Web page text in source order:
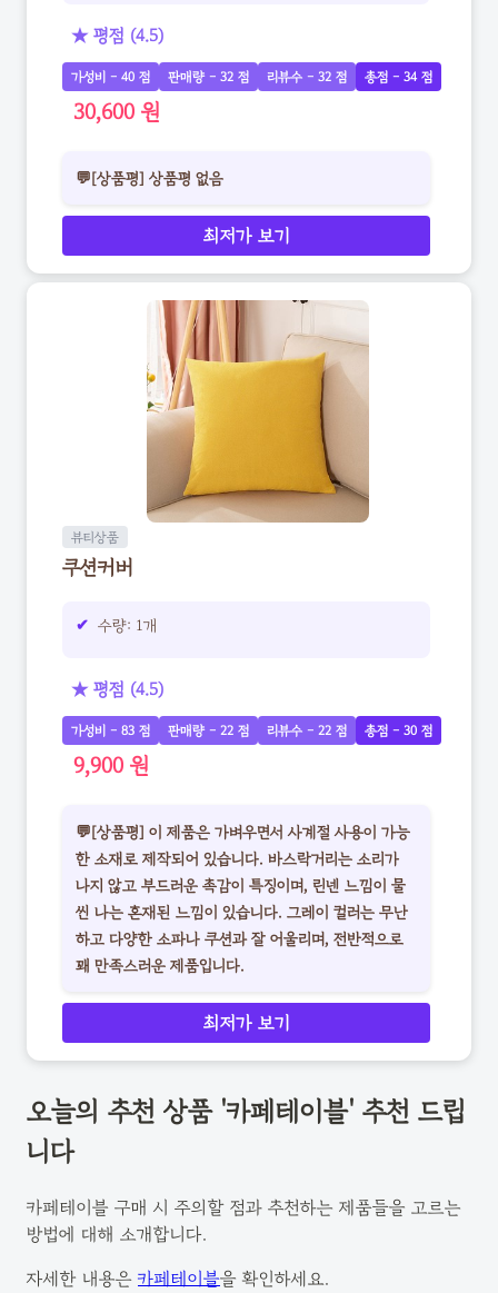
★ 평점 (4.5)
가성비 - 40 점 판매량 - 32 점 리뷰수 - 32 점 총점 - 34 점
30,600 원
💬[상품평] 상품평 없음
최저가 보기
뷰티상품
쿠션커버
수량: 1개
★ 평점 (4.5)
가성비 - 83 점 판매량 - 22 점 리뷰수 - 22 점 총점 - 30 점
9,900 원
💬[상품평] 이 제품은 가벼우면서 사계절 사용이 가능
한 소재로 제작되어 있습니다. 바스락거리는 소리가
나지 않고 부드러운 촉감이 특징이며, 린넨 느낌이 물
씬 나는 혼재된 느낌이 있습니다. 그레이 컬러는 무난
하고 다양한 소파나 쿠션과 잘 어울리며, 전반적으로
꽤 만족스러운 제품입니다.
최저가 보기
오늘의 추천 상품 '카페테이블' 추천 드립
니다
카페테이블 구매 시 주의할 점과 추천하는 제품들을 고르는
방법에 대해 소개합니다.
자세한 내용은 카페테이블을 확인하세요.